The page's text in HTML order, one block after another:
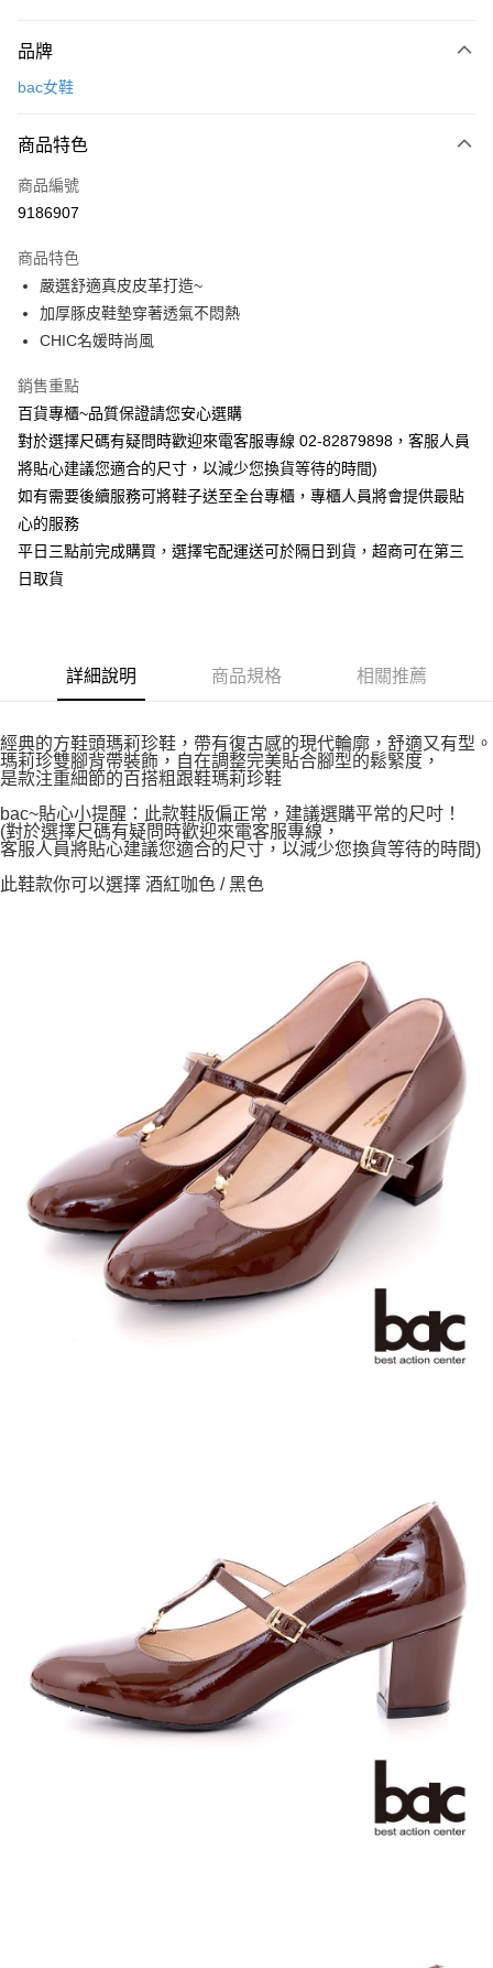
信用卡一次付款
Apple Pay
街口支付
宅配
每筆NT$90，滿NT$1,000(含以上)免運費
品牌
bac女鞋
商品特色
商品編號
9186907
商品特色
嚴選舒適真皮皮革打造~
加厚豚皮鞋墊穿著透氣不悶熱
CHIC名媛時尚風
銷售重點
百貨專櫃~品質保證請您安心選購
對於選擇尺碼有疑問時歡迎來電客服專線 02-82879898，客服人員
將貼心建議您適合的尺寸，以減少您換貨等待的時間)
如有需要後續服務可將鞋子送至全台專櫃，專櫃人員將會提供最貼
心的服務
平日三點前完成購買，選擇宅配運送可於隔日到貨，超商可在第三
日取貨
詳細說明 商品規格 相關推薦
經典的方鞋頭瑪莉珍鞋，帶有復古感的現代輪廓，舒適又有型。
瑪莉珍雙腳背帶裝飾，自在調整完美貼合腳型的鬆緊度，
是款注重細節的百搭粗跟鞋瑪莉珍鞋
bac~貼心小提醒：此款鞋版偏正常，建議選購平常的尺吋！
(對於選擇尺碼有疑問時歡迎來電客服專線，
客服人員將貼心建議您適合的尺寸，以減少您換貨等待的時間)
此鞋款你可以選擇 酒紅咖色 / 黑色